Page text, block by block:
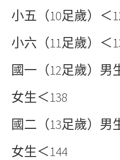
小五（10足歲）＜
小六（11足歲）＜
國一（12足歲）男
女生＜138
國二（13足歲）男
女生＜144